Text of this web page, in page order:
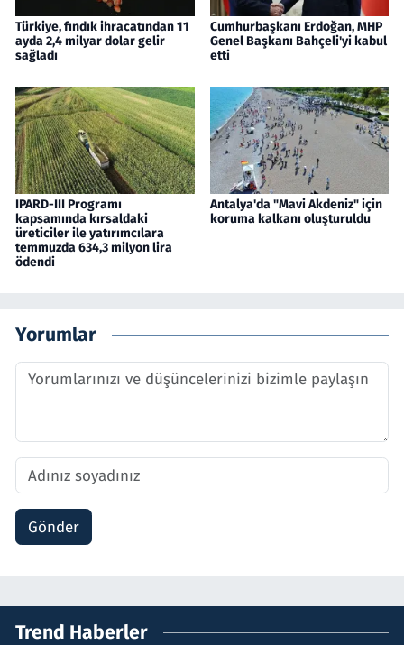
Türkiye, fındık ihracatından 11
ayda 2,4 milyar dolar gelir
sağladı
Cumhurbaşkanı Erdoğan, MHP
Genel Başkanı Bahçeli'yi kabul
etti
IPARD-III Programı
kapsamında kırsaldaki
üreticiler ile yatırımcılara
temmuzda 634,3 milyon lira
ödendi
Antalya'da "Mavi Akdeniz" için
koruma kalkanı oluşturuldu
Yorumlar
Gönder
Trend Haberler